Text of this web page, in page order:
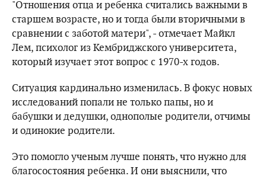
"Отношения отца и ребенка считались важными в
старшем возрасте, но и тогда были вторичными в
сравнении с заботой матери", - отмечает Майкл
Лем, психолог из Кембриджского университета,
который изучает этот вопрос с 1970-х годов.
Ситуация кардинально изменилась. В фокус новых
исследований попали не только папы, но и
бабушки и дедушки, однополые родители, отчимы
и одинокие родители.
Это помогло ученым лучше понять, что нужно для
благосостояния ребенка. И они выяснили, что